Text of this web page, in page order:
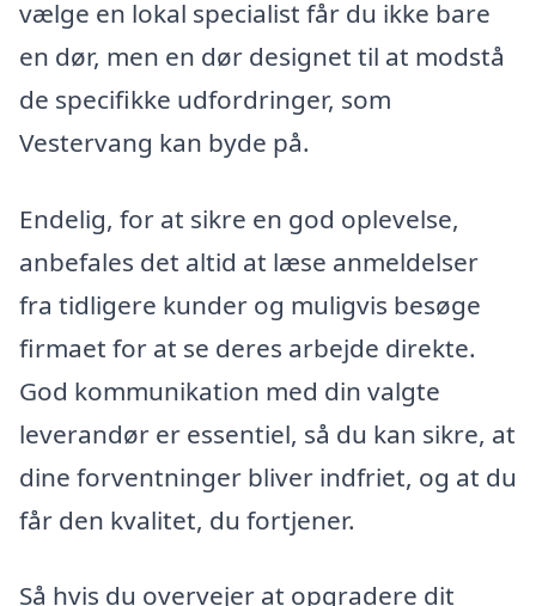
vælge en lokal specialist får du ikke bare
en dør, men en dør designet til at modstå
de specifikke udfordringer, som
Vestervang kan byde på.
Endelig, for at sikre en god oplevelse,
anbefales det altid at læse anmeldelser
fra tidligere kunder og muligvis besøge
firmaet for at se deres arbejde direkte.
God kommunikation med din valgte
leverandør er essentiel, så du kan sikre, at
dine forventninger bliver indfriet, og at du
får den kvalitet, du fortjener.
Så hvis du overvejer at opgradere dit